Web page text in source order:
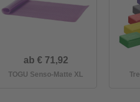
ab € 71,92
TOGU Senso-Matte XL